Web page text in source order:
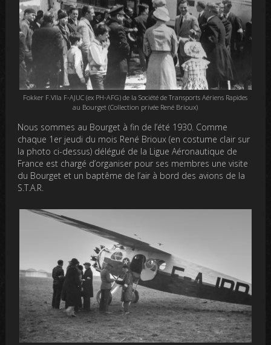
Fokker F.VIIa F-AJUC (ex PH-AFG) de la Société de Transports Aériens Rapides
au Bourget (Collection privée René Brioux)
Nous sommes au Bourget à fin de l’été 1930. Comme
chaque 1er jeudi du mois René Brioux (en costume clair sur
la photo ci-dessus) délégué de la Ligue Aéronautique de
France est chargé d’organiser pour ses membres une visite
du Bourget et un baptême de l’air à bord des avions de la
S.T.A.R.